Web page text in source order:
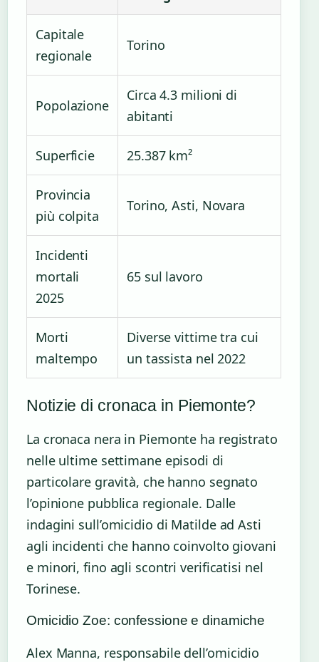
Capitale
regionale
Torino
Popolazione
Circa 4.3 milioni di
abitanti
Superficie 25.387 km²
Provincia
più colpita
Torino, Asti, Novara
Incidenti
mortali
2025
65 sul lavoro
Morti
maltempo
Diverse vittime tra cui
un tassista nel 2022
Notizie di cronaca in Piemonte?
La cronaca nera in Piemonte ha registrato
nelle ultime settimane episodi di
particolare gravità, che hanno segnato
l’opinione pubblica regionale. Dalle
indagini sull’omicidio di Matilde ad Asti
agli incidenti che hanno coinvolto giovani
e minori, fino agli scontri verificatisi nel
Torinese.
Omicidio Zoe: confessione e dinamiche
Alex Manna, responsabile dell’omicidio